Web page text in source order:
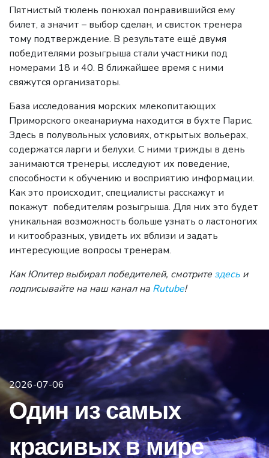
Пятнистый тюлень понюхал понравившийся ему
билет, а значит – выбор сделан, и свисток тренера
тому подтверждение. В результате ещё двумя
победителями розыгрыша стали участники под
номерами 18 и 40. В ближайшее время с ними
свяжутся организаторы.
База исследования морских млекопитающих
Приморского океанариума находится в бухте Парис.
Здесь в полувольных условиях, открытых вольерах,
содержатся ларги и белухи. С ними трижды в день
занимаются тренеры, исследуют их поведение,
способности к обучению и восприятию информации.
Как это происходит, специалисты расскажут и
покажут победителям розыгрыша. Для них это будет
уникальная возможность больше узнать о ластоногих
и китообразных, увидеть их вблизи и задать
интересующие вопросы тренерам.
Как Юпитер выбирал победителей, смотрите здесь и
подписывайте на наш канал на Rutube!
2026-07-06
Один из самых
красивых в мире